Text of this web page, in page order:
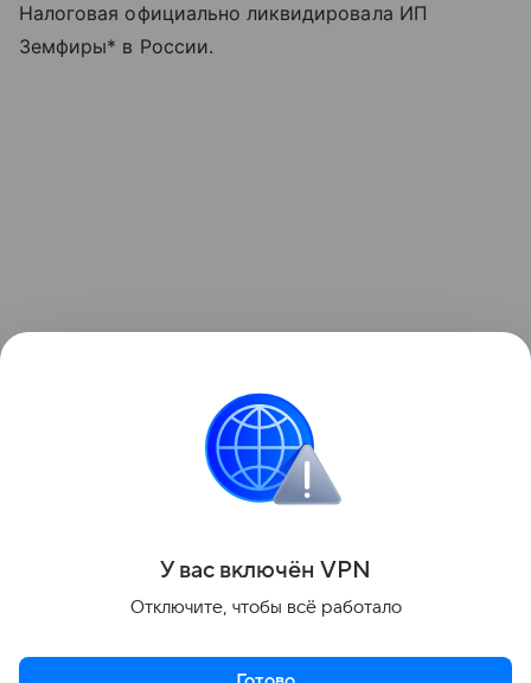
Налоговая официально ликвидировала ИП
Земфиры* в России.
Поделиться
У вас включён VPN
Отключите, чтобы всё работало